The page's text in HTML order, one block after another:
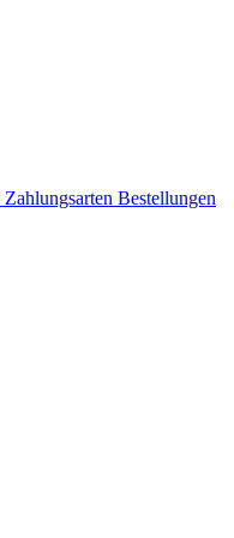
Zahlungsarten Bestellungen